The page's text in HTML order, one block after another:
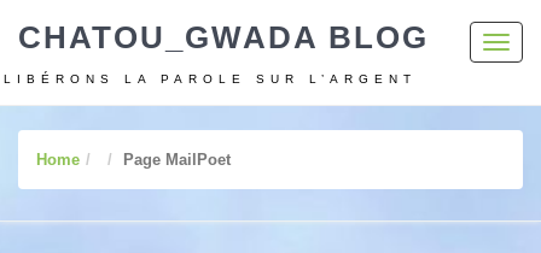
CHATOU_GWADA BLOG
LIBÉRONS LA PAROLE SUR L’ARGENT
Home Page MailPoet